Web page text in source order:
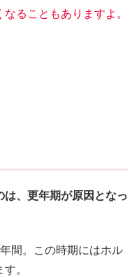
ることもありますよ。
、更年期が原因となっ
間。この時期にはホル
。